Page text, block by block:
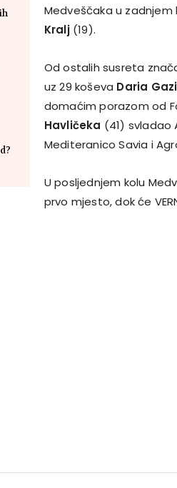
Medveščaka u zadnjem
Kralj(19).
Od ostalih susreta
uz 29 koševa Daria
domaćim porazom od
Havličeka (41) svladao
Mediteranico Savia i
U posljednjem kolu
prvo mjesto, dok će